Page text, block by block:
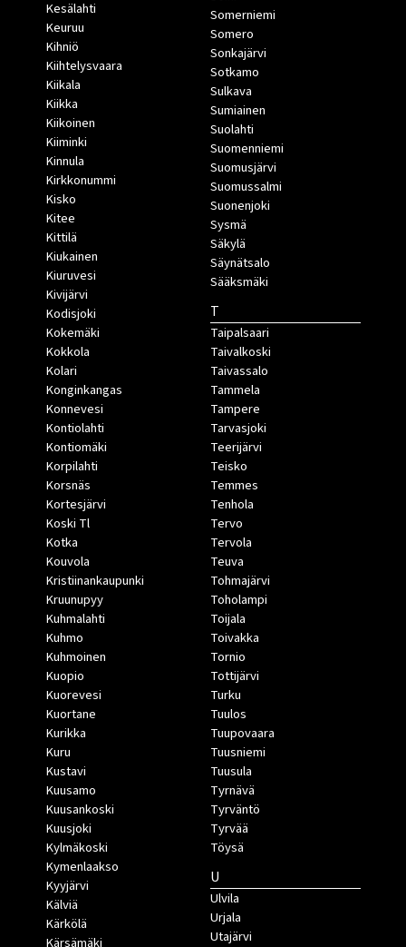
Kesälahti
Keuruu
Kihniö
Kiihtelysvaara
Kiikala
Kiikka
Kiikoinen
Kiiminki
Kinnula
Kirkkonummi
Kisko
Kitee
Kittilä
Kiukainen
Kiuruvesi
Kivijärvi
Kodisjoki
Kokemäki
Kokkola
Kolari
Konginkangas
Konnevesi
Kontiolahti
Kontiomäki
Korpilahti
Korsnäs
Kortesjärvi
Koski Tl
Kotka
Kouvola
Kristiinankaupunki
Kruunupyy
Kuhmalahti
Kuhmo
Kuhmoinen
Kuopio
Kuorevesi
Kuortane
Kurikka
Kuru
Kustavi
Kuusamo
Kuusankoski
Kuusjoki
Kylmäkoski
Kymenlaakso
Kyyjärvi
Kälviä
Kärkölä
Somerniemi
Somero
Sonkajärvi
Sotkamo
Sulkava
Sumiainen
Suolahti
Suomenniemi
Suomusjärvi
Suomussalmi
Suonenjoki
Sysmä
Säkylä
Säynätsalo
Sääksmäki
T
Taipalsaari
Taivalkoski
Taivassalo
Tammela
Tampere
Tarvasjoki
Teerijärvi
Teisko
Temmes
Tenhola
Tervo
Tervola
Teuva
Tohmajärvi
Toholampi
Toijala
Toivakka
Tornio
Tottijärvi
Turku
Tuulos
Tuupovaara
Tuusniemi
Tuusula
Tyrnävä
Tyrväntö
Tyrvää
Töysä
U
Ulvila
Urjala
Utajärvi